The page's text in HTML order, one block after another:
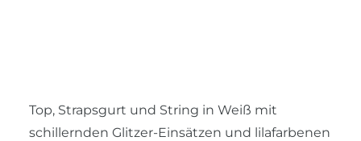
Top, Strapsgurt und String in Weiß mit
schillernden Glitzer-Einsätzen und lilafarbenen